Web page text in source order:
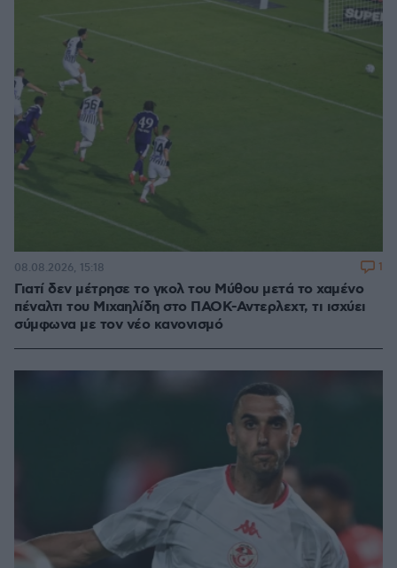
Γιατί δεν μέτρησε το γκολ του Μύθου μετά το χαμένο
πέναλτι του Μιχαηλίδη στο ΠΑΟΚ-Αντερλεχτ, τι ισχύει
σύμφωνα με τον νέο κανονισμό
08.08.2026, 15:18 1